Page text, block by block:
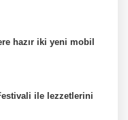
hazır iki yeni mobil
ile lezzetlerini